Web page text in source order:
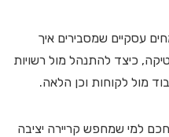
עסקיים שמסבירים איך
כיצד להתנהל מול רשויות
מול לקוחות וכן הלאה.
למי שמחפש קריירה יציבה